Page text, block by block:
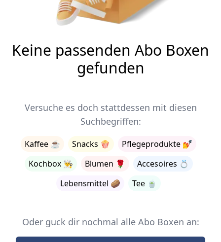
Keine passenden Abo Boxen
gefunden
Versuche es doch stattdessen mit diesen
Suchbegriffen:
Kaffee ☕ Snacks 🍿 Pflegeprodukte 💅
Kochbox 👨‍🍳 Blumen 🌹 Accesoires 💍
Lebensmittel 🥔 Tee 🍵
Oder guck dir nochmal alle Abo Boxen an: